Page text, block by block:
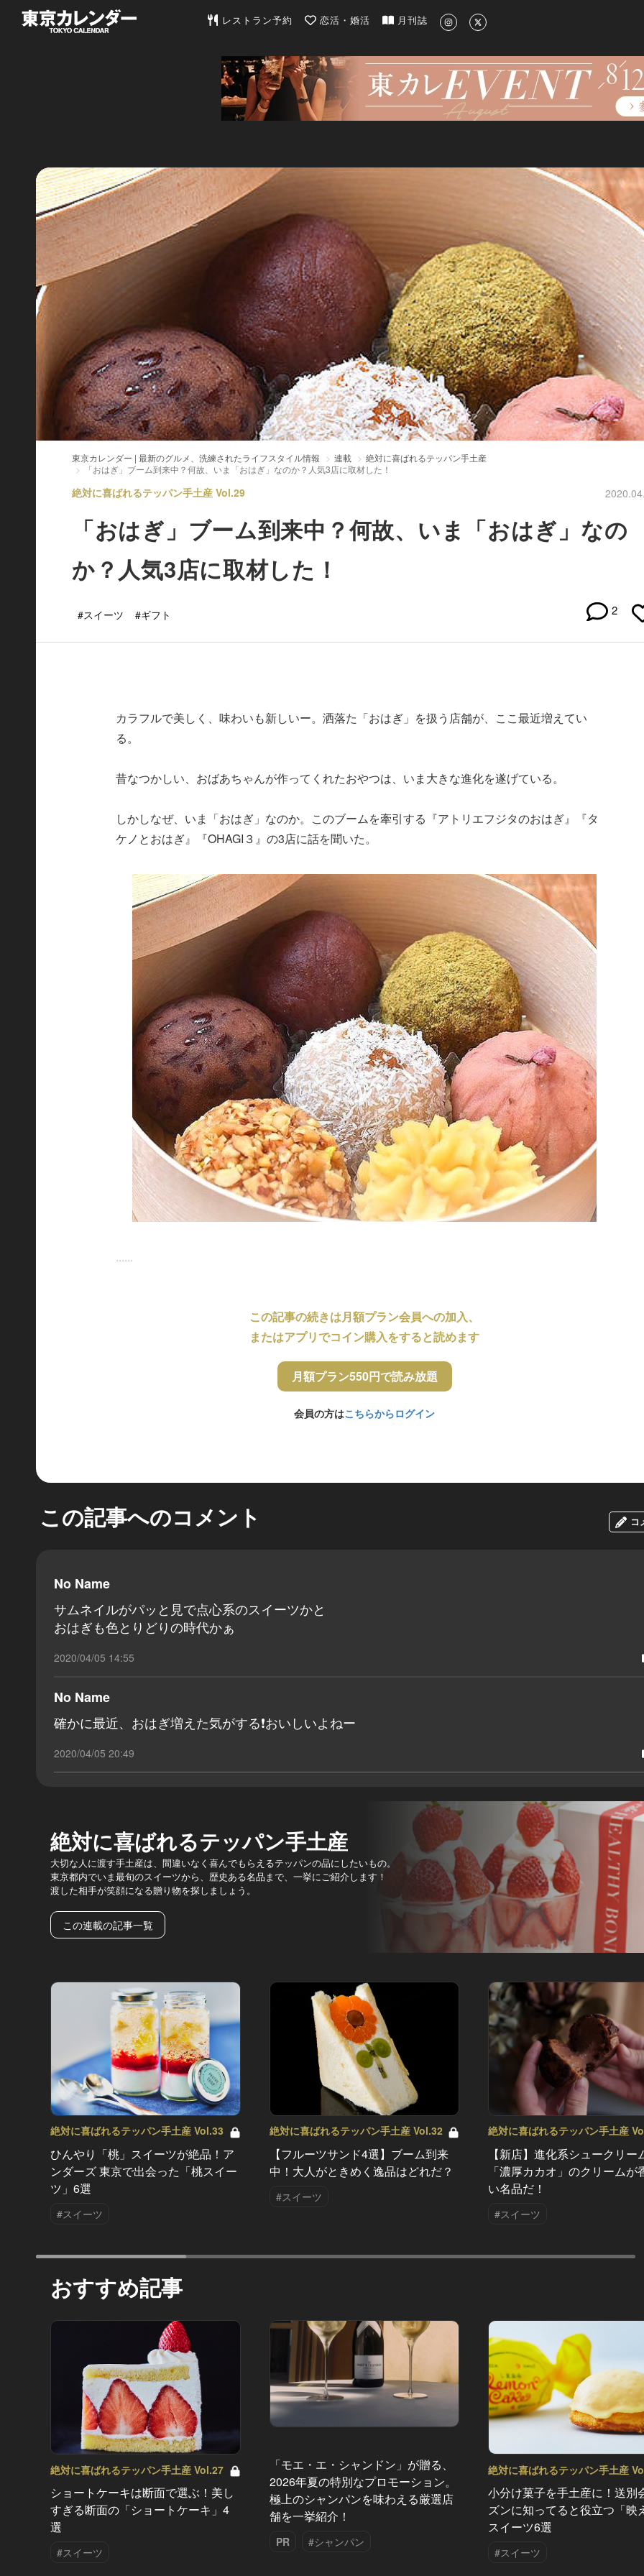
東京カレンダー | 最新のグルメ、洗練されたライフスタイル情報
レストラン予約 恋活・婚活 月刊誌
東京カレンダー | 最新のグルメ、洗練されたライフスタイル情報 連載
絶対に喜ばれるテッパン手土産
「おはぎ」ブーム到来中？何故、いま「おはぎ」なのか？人気3店に取材した！
絶対に喜ばれるテッパン手土産 Vol.29
「おはぎ」ブーム到来中？何故、いま「おはぎ」なの
か？人気3店に取材した！
#スイーツ #ギフト 2
カラフルで美しく、味わいも新しいー。洒落た「おはぎ」を扱う店舗が、ここ最近増えてい
る。
昔なつかしい、おばあちゃんが作ってくれたおやつは、いま大きな進化を遂げている。
しかしなぜ、いま「おはぎ」なのか。このブームを牽引する『アトリエフジタのおはぎ』『タ
ケノとおはぎ』『OHAGI３』の3店に話を聞いた。
......
この記事の続きは月額プラン会員への加入、
またはアプリでコイン購入をすると読めます
月額プラン550円で読み放題
会員の方はこちらからログイン
この記事へのコメント コ
No Name
サムネイルがパッと見で点心系のスイーツかと
おはぎも色とりどりの時代かぁ
2020/04/05 14:55
No Name
確かに最近、おはぎ増えた気がする❗️おいしいよねー
2020/04/05 20:49
絶対に喜ばれるテッパン手土産
大切な人に渡す手土産は、間違いなく喜んでもらえるテッパンの品にしたいもの。
東京都内でいま最旬のスイーツから、歴史ある名品まで、一挙にご紹介します！
渡した相手が笑顔になる贈り物を探しましょう。
この連載の記事一覧
絶対に喜ばれるテッパン手土産 Vol.33
ひんやり「桃」スイーツが絶品！ア
ンダーズ 東京で出会った「桃スイー
ツ」6選
#スイーツ
絶対に喜ばれるテッパン手土産 Vol.32
【フルーツサンド4選】ブーム到来
中！大人がときめく逸品はどれだ？
#スイーツ
絶対に喜ばれるテッパン手土産
【新店】進化系シュークリー
「濃厚カカオ」のクリームが
い名品だ！
#スイーツ
おすすめ記事
絶対に喜ばれるテッパン手土産 Vol.27
ショートケーキは断面で選ぶ！美し
すぎる断面の「ショートケーキ」4
選
#スイーツ
「モエ・エ・シャンドン」が贈る、
2026年夏の特別なプロモーション。
極上のシャンパンを味わえる厳選店
舗を一挙紹介！
PR #シャンパン
絶対に喜ばれるテッパン手土産
小分け菓子を手土産に！送別
ズンに知ってると役立つ「映
スイーツ6選
#スイーツ